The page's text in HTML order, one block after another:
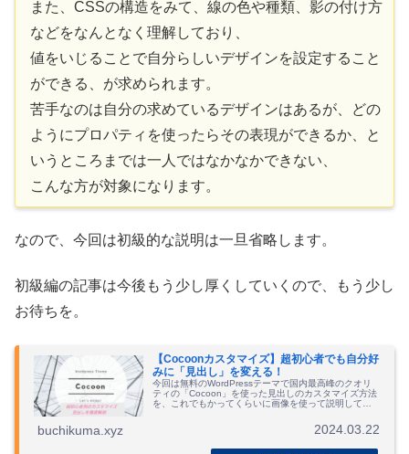
また、CSSの構造をみて、線の色や種類、影の付け方
などをなんとなく理解しており、
値をいじることで自分らしいデザインを設定すること
ができる、が求められます。
苦手なのは自分の求めているデザインはあるが、どの
ようにプロパティを使ったらその表現ができるか、と
いうところまでは一人ではなかなかできない、
こんな方が対象になります。
なので、今回は初級的な説明は一旦省略します。
初級編の記事は今後もう少し厚くしていくので、もう少し
お待ちを。
【Cocoonカスタマイズ】超初心者でも自分好
みに「見出し」を変える！
今回は無料のWordPressテーマで国内最高峰のクオリ
ティの「Cocoon」を使った見出しのカスタマイズ方法
を、これでもかってくらいに画像を使って説明してみ
っと自由にカスタマイズできるくらいのわかりやすさ
を目指したつもりです。まずはその第一段階、Google
buchikuma.xyz 2024.03.22